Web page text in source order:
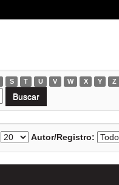
S T U V W X Y Z
Autor/Registro: